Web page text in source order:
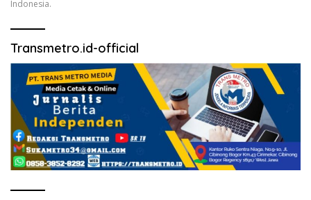
Indonesia.
Transmetro.id-official